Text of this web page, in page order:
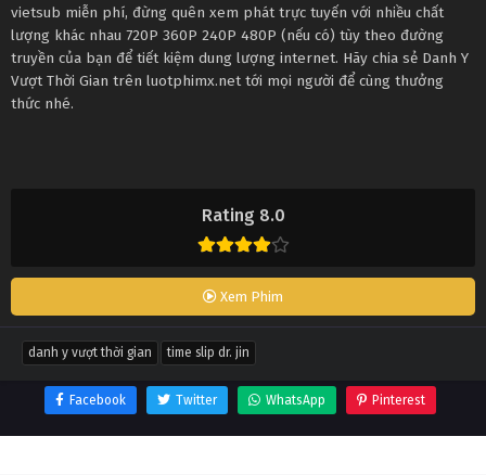
Rating 8.0
Xem Phim
vietsub miễn phí, đừng quên xem phát trực tuyến với nhiều chất
lượng khác nhau 720P 360P 240P 480P (nếu có) tùy theo đường
truyền của bạn để tiết kiệm dung lượng internet. Hãy chia sẻ Danh Y
Vượt Thời Gian trên luotphimx.net tới mọi người để cùng thưởng
thức nhé.
danh y vượt thời gian time slip dr. jin
Facebook Twitter WhatsApp Pinterest